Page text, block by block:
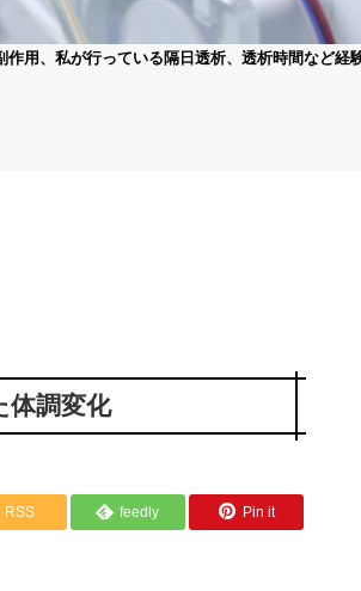
用、私が行っている隔日透析、透析時間など経
体調変化
RSS feedly Pin it